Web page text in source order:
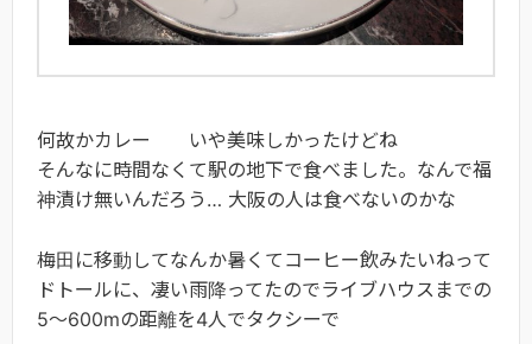
何故かカレー いや美味しかったけどね
そんなに時間なくて駅の地下で食べました。なんで福
神漬け無いんだろう… 大阪の人は食べないのかな
梅田に移動してなんか暑くてコーヒー飲みたいねって
ドトールに、凄い雨降ってたのでライブハウスまでの
5～600mの距離を4人でタクシーで